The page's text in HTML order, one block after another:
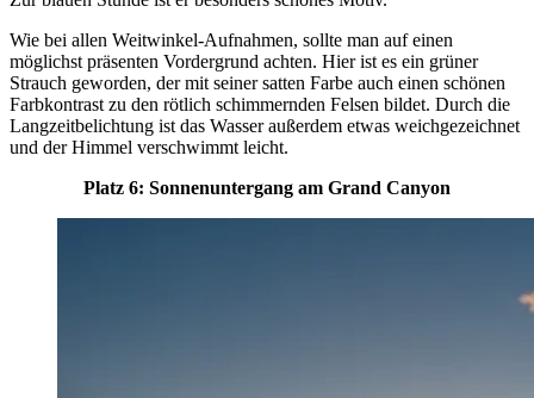
Wie bei allen Weitwinkel-Aufnahmen, sollte man auf einen
möglichst präsenten Vordergrund achten. Hier ist es ein grüner
Strauch geworden, der mit seiner satten Farbe auch einen schönen
Farbkontrast zu den rötlich schimmernden Felsen bildet. Durch die
Langzeitbelichtung ist das Wasser außerdem etwas weichgezeichnet
und der Himmel verschwimmt leicht.
Platz 6: Sonnenuntergang am Grand Canyon